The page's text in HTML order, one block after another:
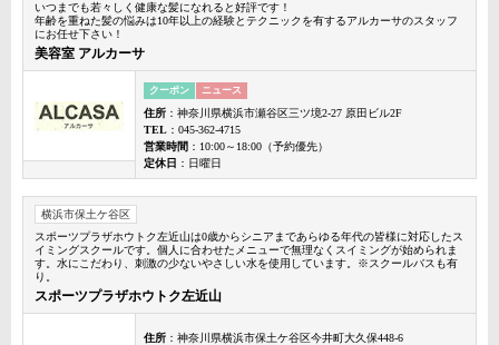
いつまでも若々しく健康な髪になれると好評です！
年齢を重ねた髪の悩みは10年以上の経験とテクニックを有するアルカーサのスタッフ
にお任せ下さい！
美容室 アルカーサ
クーポン ニュース
住所 ：神奈川県横浜市瀬谷区三ツ境2-27 原田ビル2F
TEL ：045-362-4715
営業時間 ：10:00～18:00（予約優先）
定休日 ：日曜日
横浜市保土ケ谷区
スポーツプラザホウトク左近山は0歳からシニアまであらゆる年代の皆様に対応したス
イミングスクールです。個人に合わせたメニューで無理なくスイミングが始められま
す。水にこだわり、刺激の少ないやさしい水を使用しています。※スクールバスも有
り。
スポーツプラザホウトク左近山
住所 ：神奈川県横浜市保土ケ谷区今井町大久保448-6